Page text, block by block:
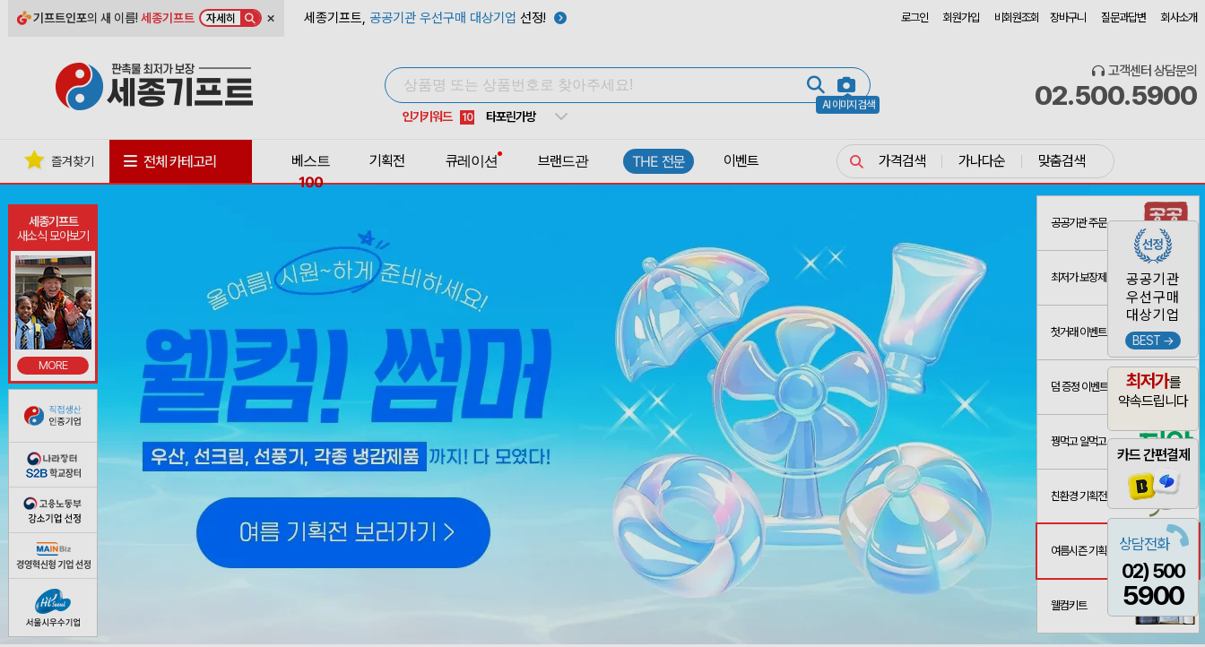
기프트인포의 새 이름!세종기프트 자세히 × 세종기프트, 공공기관 우선구매 대상기업 선정! 로그인 회원가입 비회원조회 장바구니 질문과답변 회사소개
AI 이미지 검색
인기키워드
7 텀블러
10 타포린가방
1 선풍기
고객센터 상담문의
02.500.5900
세종기프트
새소식 모아보기
MORE
공공기관
우선구매
대상기업
BEST →
최저가를
약속드립니다
카드 간편결제
상담전화
02) 500
5900
즐겨찾기 전체 카테고리
베스트
100
기획전 큐레이션 브랜드관 THE 전문 이벤트 가격검색 가나다순 맞춤검색
공공기관 주문
최저가 보장제
첫거래 이벤트
덤 증정 이벤트
꿩먹고 알먹고
친환경 기획전
여름시즌 기획전
웰컴키트
375145 230 모두애 LED 키캡 키링 굿즈 이미소 산출완료
08-06